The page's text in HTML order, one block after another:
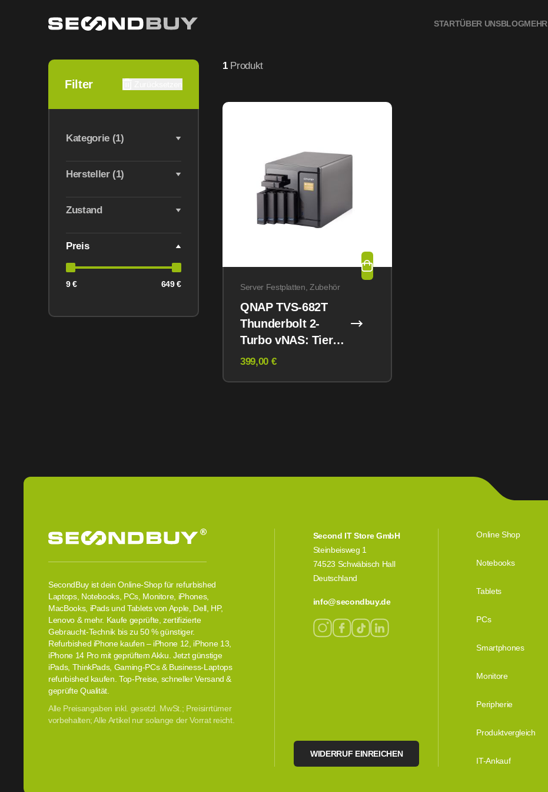
STARTÜBER UNSBLOGMEHR
Filter
Kategorie (1)
Hersteller (1)
Zustand
Preis
9 € 649 €
1Produkt
Server Festplatten, Zubehör
QNAP TVS-682T
Thunderbolt 2-
Turbo vNAS: Tiered
Storage
399,00 €
SecondBuy ist dein Online-Shop für refurbished
Laptops, Notebooks, PCs, Monitore, iPhones,
MacBooks, iPads und Tablets von Apple, Dell, HP,
Lenovo & mehr. Kaufe geprüfte, zertifizierte
Gebraucht-Technik bis zu 50 % günstiger.
Refurbished iPhone kaufen – iPhone 12, iPhone 13,
iPhone 14 Pro mit geprüftem Akku. Jetzt günstige
iPads, ThinkPads, Gaming-PCs & Business-Laptops
refurbished kaufen. Top-Preise, schneller Versand &
geprüfte Qualität.
Alle Preisangaben inkl. gesetzl. MwSt.; Preisirrtümer
vorbehalten; Alle Artikel nur solange der Vorrat reicht.
Second IT Store GmbH
Steinbeisweg 1
74523 Schwäbisch Hall
Deutschland
info@secondbuy.de
WIDERRUF EINREICHEN
Online Shop
Notebooks
Tablets
PCs
Smartphones
Monitore
Peripherie
Produktvergleich
IT-Ankauf